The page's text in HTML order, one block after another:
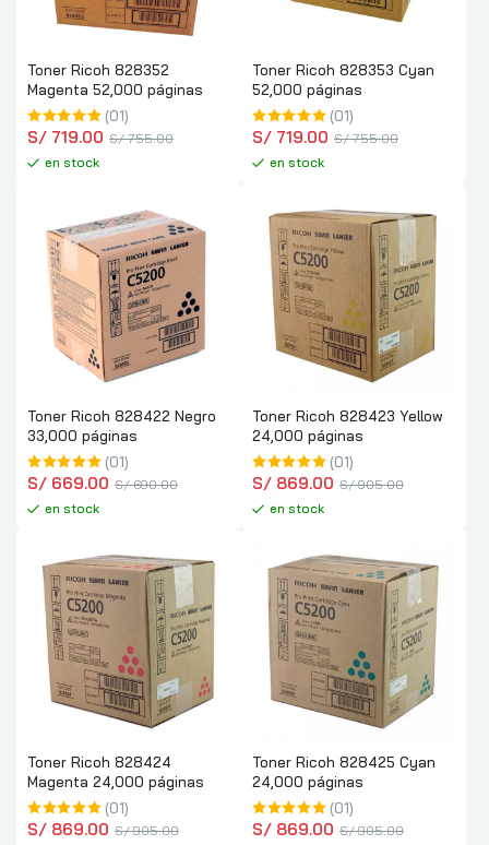
Toner Ricoh 828352
Magenta 52,000 páginas
(01)
S/ 755.00
S/ 719.00
en stock
Toner Ricoh 828353 Cyan
52,000 páginas
(01)
S/ 755.00
S/ 719.00
en stock
Toner Ricoh 828422 Negro
33,000 páginas
(01)
S/ 690.00
S/ 669.00
en stock
Toner Ricoh 828423 Yellow
24,000 páginas
(01)
S/ 905.00
S/ 869.00
en stock
Toner Ricoh 828424
Magenta 24,000 páginas
(01)
S/ 905.00
S/ 869.00
Toner Ricoh 828425 Cyan
24,000 páginas
(01)
S/ 905.00
S/ 869.00